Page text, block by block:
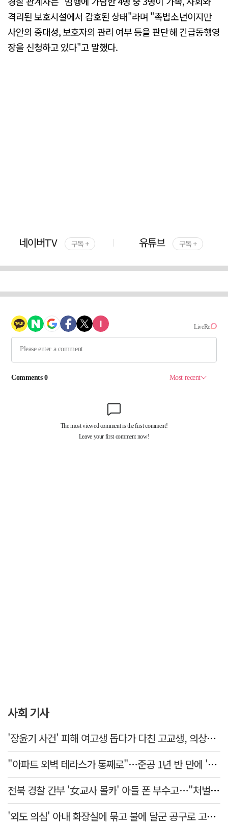
격리된 보호시설에서 감호된 상태"라며 "촉법소년이지만
사안의 중대성, 보호자의 관리 여부 등을 판단해 긴급동행영
장을 신청하고 있다"고 말했다.
네이버TV 구독 + 유튜브 구독 +
사회 기사
'장윤기 사건' 피해 여고생 돕다가 다친 고교생, 의상자 인정
"아파트 외벽 테라스가 통째로"…준공 1년 반 만에 '아찔 사고'
전북 경찰 간부 '女교사 몰카' 아들 폰 부수고…"처벌 못하는 사안" 내부망에 글
'외도 의심' 아내 화장실에 묶고 불에 달군 공구로 고문…남편 검거